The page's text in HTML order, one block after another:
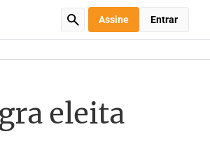
Assine Entrar
eleita